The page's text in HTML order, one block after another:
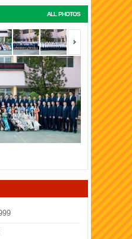
ALL PHOTOS
<span></
Hình ảnh